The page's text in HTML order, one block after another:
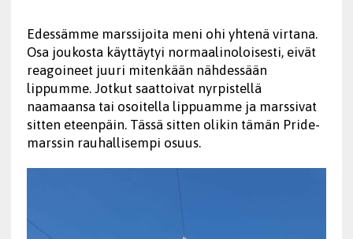
Edessämme marssijoita meni ohi yhtenä virtana.
Osa joukosta käyttäytyi normaalinoloisesti, eivät
reagoineet juuri mitenkään nähdessään
lippumme. Jotkut saattoivat nyrpistellä
naamaansa tai osoitella lippuamme ja marssivat
sitten eteenpäin. Tässä sitten olikin tämän Pride-
marssin rauhallisempi osuus.